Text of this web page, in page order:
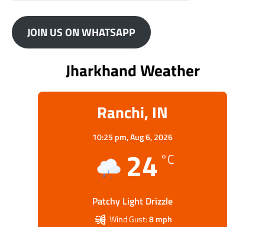
JOIN US ON WHATSAPP
Jharkhand Weather
Ranchi, IN
10:25 pm,Aug 6, 2026
24 °C
Patchy Light Drizzle
Wind Gust:8 mph